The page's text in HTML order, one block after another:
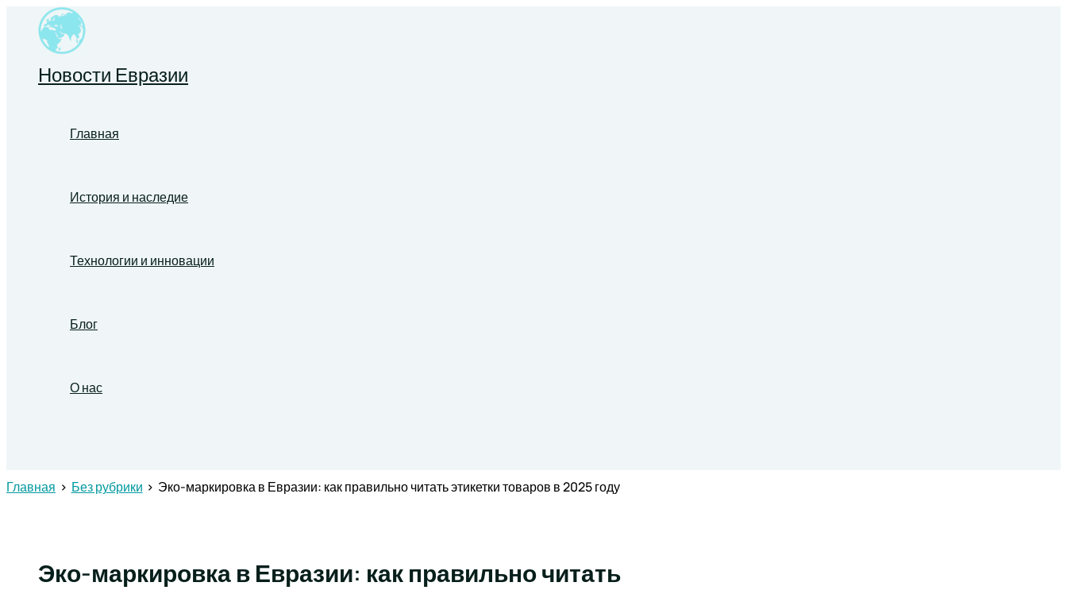
Перейти
содержимому
Новости Евразии
Главная
История и наследие
Технологии и инновации
Блог
О нас
Главная Без рубрики Эко-маркировка в Евразии: как правильно читать этикетки товаров в 2025 году
Эко-маркировка в Евразии: как правильно читать